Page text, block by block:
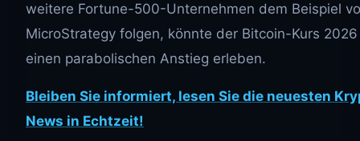
weitere Fortune-500-Unternehmen dem Beispiel
MicroStrategy folgen, könnte der Bitcoin-Kurs 2026
einen parabolischen Anstieg erleben.
Bleiben Sie informiert, lesen Sie die neuesten
News in Echtzeit!